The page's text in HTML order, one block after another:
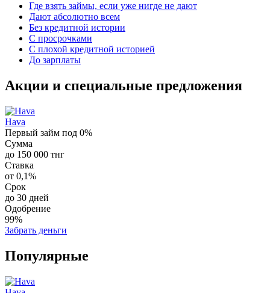
Где взять займы, если уже нигде не дают
Дают абсолютно всем
Без кредитной истории
С просрочками
С плохой кредитной историей
До зарплаты
Акции и специальные предложения
Hava
Первый займ под 0%
Сумма
до 150 000 тнг
Ставка
от 0,1%
Срок
до 30 дней
Одобрение
99%
Забрать деньги
Популярные